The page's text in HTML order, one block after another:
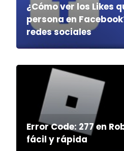
¿Cómo ver los Likes
persona en
redes sociales
Error Code: 277 en
fácil y rápida